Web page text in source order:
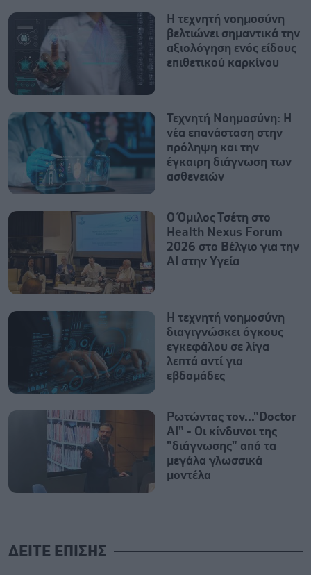
Η τεχνητή νοημοσύνη
βελτιώνει σημαντικά την
αξιολόγηση ενός είδους
επιθετικού καρκίνου
Τεχνητή Νοημοσύνη: Η
νέα επανάσταση στην
πρόληψη και την
έγκαιρη διάγνωση των
ασθενειών
Ο Όμιλος Τσέτη στο
Health Nexus Forum
2026 στο Βέλγιο για την
ΑΙ στην Υγεία
Η τεχνητή νοημοσύνη
διαγιγνώσκει όγκους
εγκεφάλου σε λίγα
λεπτά αντί για
εβδομάδες
Ρωτώντας τον..."Doctor
AI" - Οι κίνδυνοι της
"διάγνωσης" από τα
μεγάλα γλωσσικά
μοντέλα
ΔΕΙΤΕ ΕΠΙΣΗΣ